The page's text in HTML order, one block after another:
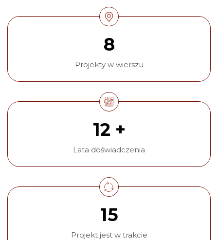
8
Projekty w wierszu
12 +
Lata doświadczenia
15
Projekt jest w trakcie